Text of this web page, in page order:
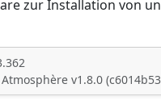
zur Installation von
v1.8.0